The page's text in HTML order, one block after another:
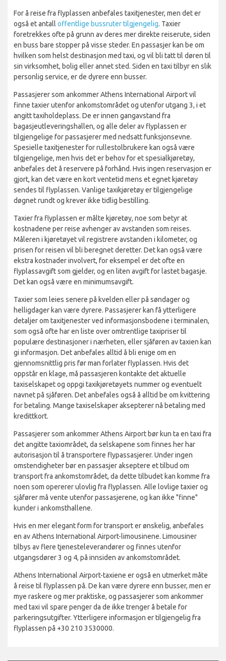
For å reise fra flyplassen anbefales taxitjenester, men det er
også et antall offentlige bussruter tilgjengelig. Taxier
foretrekkes ofte på grunn av deres mer direkte reiserute, siden
en buss bare stopper på visse steder. En passasjer kan be om
hvilken som helst destinasjon med taxi, og vil bli tatt til døren til
sin virksomhet, bolig eller annet sted. Siden en taxi tilbyr en slik
personlig service, er de dyrere enn busser.
Passasjerer som ankommer Athens International Airport vil
finne taxier utenfor ankomstområdet og utenfor utgang 3, i et
angitt taxiholdeplass. De er innen gangavstand fra
bagasjeutleveringshallen, og alle deler av flyplassen er
tilgjengelige for passasjerer med nedsatt funksjonsevne.
Spesielle taxitjenester for rullestolbrukere kan også være
tilgjengelige, men hvis det er behov for et spesialkjøretøy,
anbefales det å reservere på forhånd. Hvis ingen reservasjon er
gjort, kan det være en kort ventetid mens et egnet kjøretøy
sendes til flyplassen. Vanlige taxikjøretøy er tilgjengelige
døgnet rundt og krever ikke tidlig bestilling.
Taxier fra flyplassen er målte kjøretøy, noe som betyr at
kostnadene per reise avhenger av avstanden som reises.
Måleren i kjøretøyet vil registrere avstanden i kilometer, og
prisen for reisen vil bli beregnet deretter. Det kan også være
ekstra kostnader involvert, for eksempel er det ofte en
flyplassavgift som gjelder, og en liten avgift for lastet bagasje.
Det kan også være en minimumsavgift.
Taxier som leies senere på kvelden eller på søndager og
helligdager kan være dyrere. Passasjerer kan få ytterligere
detaljer om taxitjenester ved informasjonsbodene i terminalen,
som også ofte har en liste over omtrentlige taxipriser til
populære destinasjoner i nærheten, eller sjåføren av taxien kan
gi informasjon. Det anbefales alltid å bli enige om en
gjennomsnittlig pris før man forlater flyplassen. Hvis det
oppstår en klage, må passasjeren kontakte det aktuelle
taxiselskapet og oppgi taxikjøretøyets nummer og eventuelt
navnet på sjåføren. Det anbefales også å alltid be om kvittering
for betaling. Mange taxiselskaper aksepterer nå betaling med
kredittkort.
Passasjerer som ankommer Athens Airport bør kun ta en taxi fra
det angitte taxiområdet, da selskapene som finnes her har
autorisasjon til å transportere flypassasjerer. Under ingen
omstendigheter bør en passasjer akseptere et tilbud om
transport fra ankomstområdet, da dette tilbudet kan komme fra
noen som opererer ulovlig fra flyplassen. Alle lovlige taxier og
sjåfører må vente utenfor passasjerene, og kan ikke "finne"
kunder i ankomsthallene.
Hvis en mer elegant form for transport er ønskelig, anbefales
en av Athens International Airport-limousinene. Limousiner
tilbys av flere tjenesteleverandører og finnes utenfor
utgangsdører 3 og 4, på innsiden av ankomstområdet.
Athens International Airport-taxiene er også en utmerket måte
å reise til flyplassen på. De kan være dyrere enn busser, men er
mye raskere og mer praktiske, og passasjerer som ankommer
med taxi vil spare penger da de ikke trenger å betale for
parkeringsutgifter. Ytterligere informasjon er tilgjengelig fra
flyplassen på +30 210 3530000.